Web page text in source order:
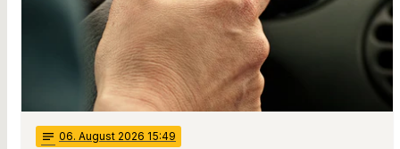
notes 06. August 2026 15:49